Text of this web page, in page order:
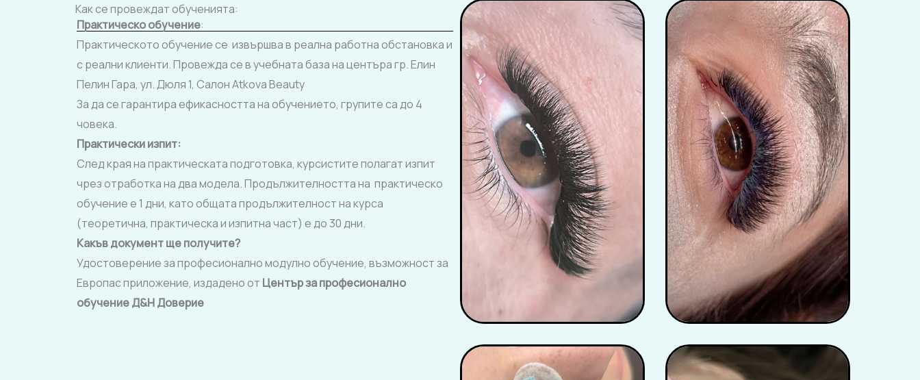
Как се провеждат обученията:
Практическо обучение:
Практическото обучение се извършва в реална работна обстановка и
с реални клиенти. Провежда се в учебната база на центъра гр. Елин
Пелин Гара, ул. Дюля 1, Салон Atkova Beauty
За да се гарантира ефикасността на обучението, групите са до 4
човека.
Практически изпит:
След края на практическата подготовка, курсистите полагат изпит
чрез отработка на два модела. Продължителността на практическо
обучение е 1 дни, като общата продължителност на курса
(теоретична, практическа и изпитна част) е до 30 дни.
Какъв документ ще получите?
Удостоверение за професионално модулно обучение, възможност за
Европас приложение, издадено от Център за професионално
обучение Д&НДоверие